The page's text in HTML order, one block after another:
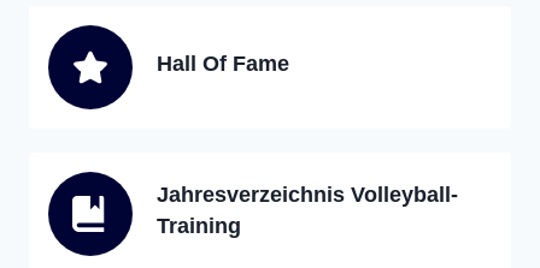
Hall Of Fame
Jahresverzeichnis Volleyball-
Training